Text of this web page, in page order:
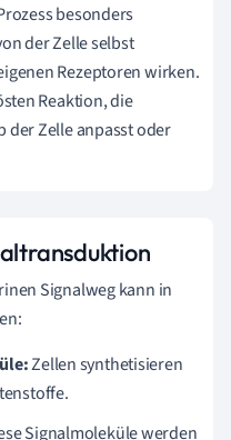
besonders
der Zelle selbst
Rezeptoren wirken.
Reaktion, die
Zelle anpasst oder
Signalweg kann in
Zellen synthetisieren
Signalmoleküle werden